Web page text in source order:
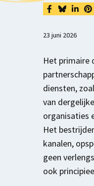
23 juni 2026
Het primaire
diensten,
van
organisaties
Het
kanalen,
geen
ook